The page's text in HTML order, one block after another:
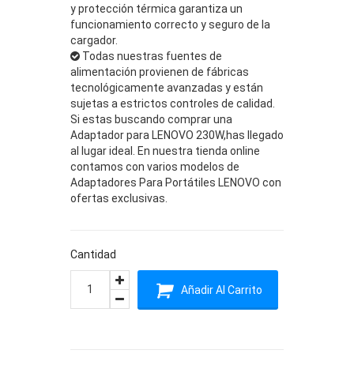
y protección térmica garantiza un
funcionamiento correcto y seguro de la
cargador.
Todas nuestras fuentes de
alimentación provienen de fábricas
tecnológicamente avanzadas y están
sujetas a estrictos controles de calidad.
Si estas buscando comprar una
Adaptador para LENOVO 230W,has llegado
al lugar ideal. En nuestra tienda online
contamos con varios modelos de
Adaptadores Para Portátiles LENOVO con
ofertas exclusivas.
Cantidad
Añadir Al Carrito